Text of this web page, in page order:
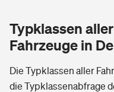
Typklassen
Fahrzeuge in
Die Typklassen aller
die Typklassenabfrage